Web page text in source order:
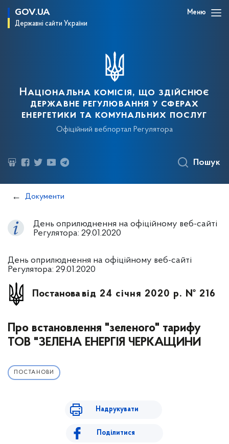
GOV.UA
Державні сайти України
Меню
Національна комісія, що здійснює
державне регулювання у сферах
енергетики та комунальних послуг
Офіційний вебпортал Регулятора
Пошук
Документи
День оприлюднення на офіційному веб-сайті
Регулятора: 29.01.2020
День оприлюднення на офіційному веб-сайті
Регулятора: 29.01.2020
Постанова від 24 січня 2020 р. № 216
Про встановлення "зеленого" тарифу
ТОВ "ЗЕЛЕНА ЕНЕРГІЯ ЧЕРКАЩИНИ
ПОСТАНОВИ
Надрукувати
Поділитися